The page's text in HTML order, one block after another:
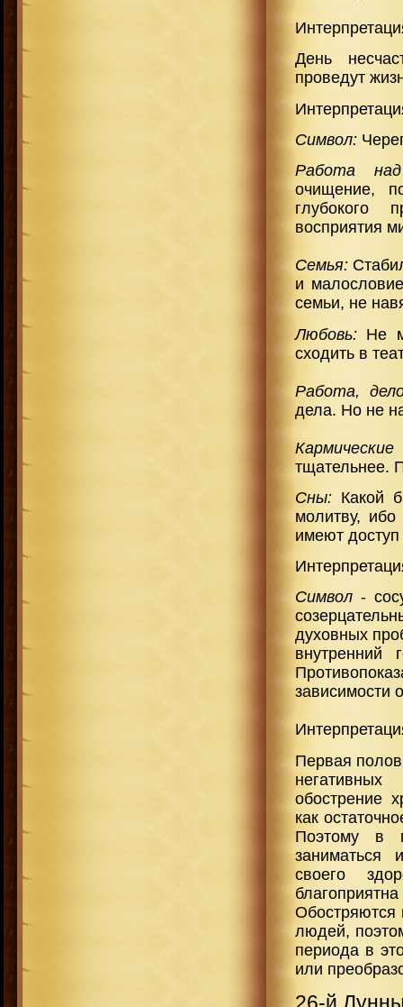
День
проведут
Символ:
Работа
очищение,
глубокого
восприятия
Семья:
и
семьи, не
Любовь: Не
сходить в
Работа,
дела. Но не
тщательнее.
Сны: Какой
молитву,
имеют
Символ -
духовных
внутренний
зависимости
Первая
обострение
как
Поэтому в
заниматься
своего
Обостряются
людей,
периода в
или